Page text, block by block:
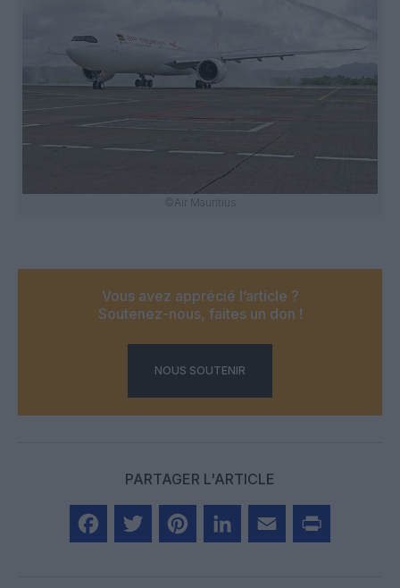
©Air Mauritius
Vous avez apprécié l’article ?
Soutenez-nous, faites un don !
NOUS SOUTENIR
PARTAGER L'ARTICLE